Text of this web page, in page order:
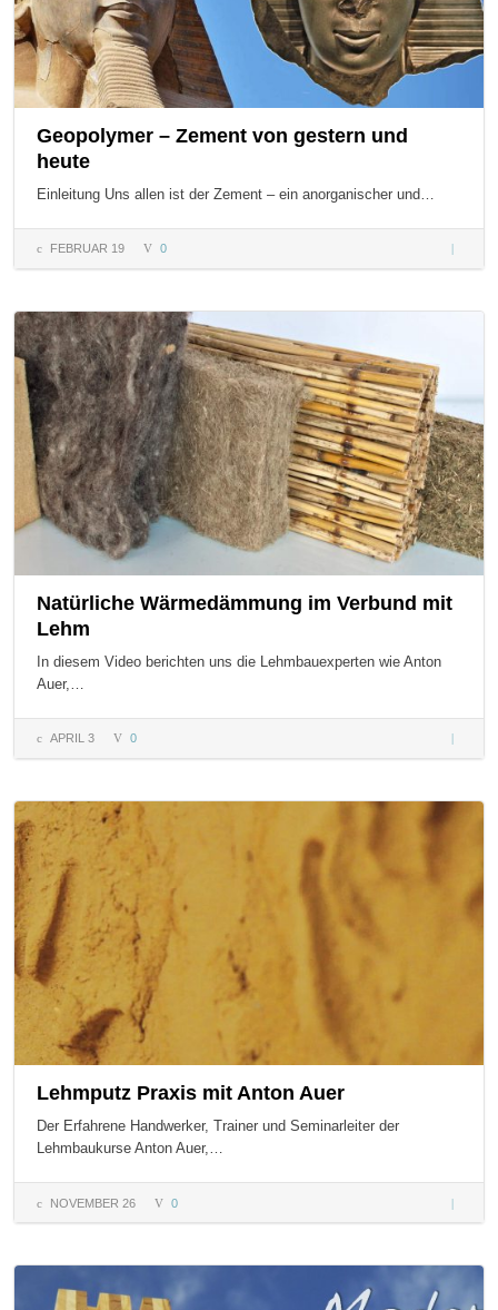
Geopolymer – Zement von gestern und
heute
Einleitung Uns allen ist der Zement – ein anorganischer und…
FEBRUAR 19 0
–
Natürliche Wärmedämmung im Verbund mit
Lehm
In diesem Video berichten uns die Lehmbauexperten wie Anton
Auer,…
APRIL 3 0
Lehmputz Praxis mit Anton Auer
Der Erfahrene Handwerker, Trainer und Seminarleiter der
Lehmbaukurse Anton Auer,…
NOVEMBER 26 0
Praxis